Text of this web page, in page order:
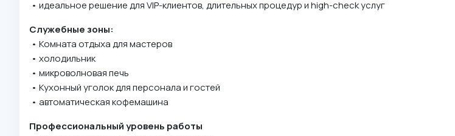
• идеальное решение для VIP-клиентов, длительных процедур и high-check услуг
Служебные зоны:
• Комната отдыха для мастеров
• холодильник
• микроволновая печь
• Кухонный уголок для персонала и гостей
• автоматическая кофемашина
Профессиональный уровень работы